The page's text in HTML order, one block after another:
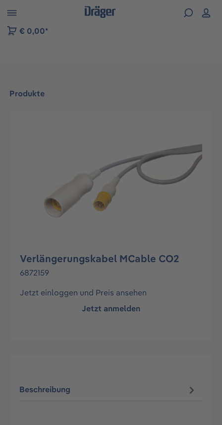
der B2B-Plattform springen
€ 0,00*
Produkte
Verlängerungskabel MCable CO2
6872159
Jetzt einloggen und Preis ansehen
Jetzt anmelden
Beschreibung